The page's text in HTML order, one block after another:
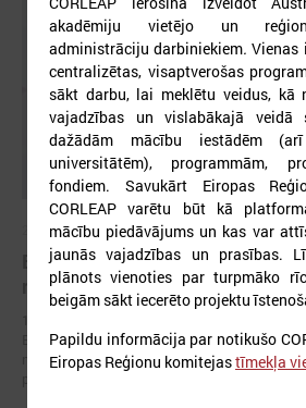
2026. gada 17. jūnijs
Eiropas pilsētu līderi
rīcību klimata noturības
Eiropas Pilsētu noturības forums (EURESFO
nekā 400 pašvaldību vadītājus,
akadēmiju vietējo un
administrāciju darbiniekiem.Vienas
centralizētas, visaptverošas
sākt darbu, lai meklētu veidus, kā
vajadzības un vislabākajā veidā
dažādām mācību iestādēm
universitātēm), programmām,
fondiem. Savukārt Eiropas
CORLEAP varētu būt kā
mācību piedāvājums un kas var
jaunās vajadzības un prasības.
plānots vienoties par turpmāko
beigām sākt iecerēto projektu
Papildu informācija par notikušo
Eiropas Reģionu komitejastīmekļa